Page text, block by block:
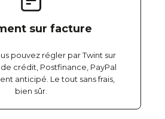
sur facture
pouvez régler par Twint sur
crédit, Postfinance, PayPal
anticipé. Le tout sans frais,
bien sûr.